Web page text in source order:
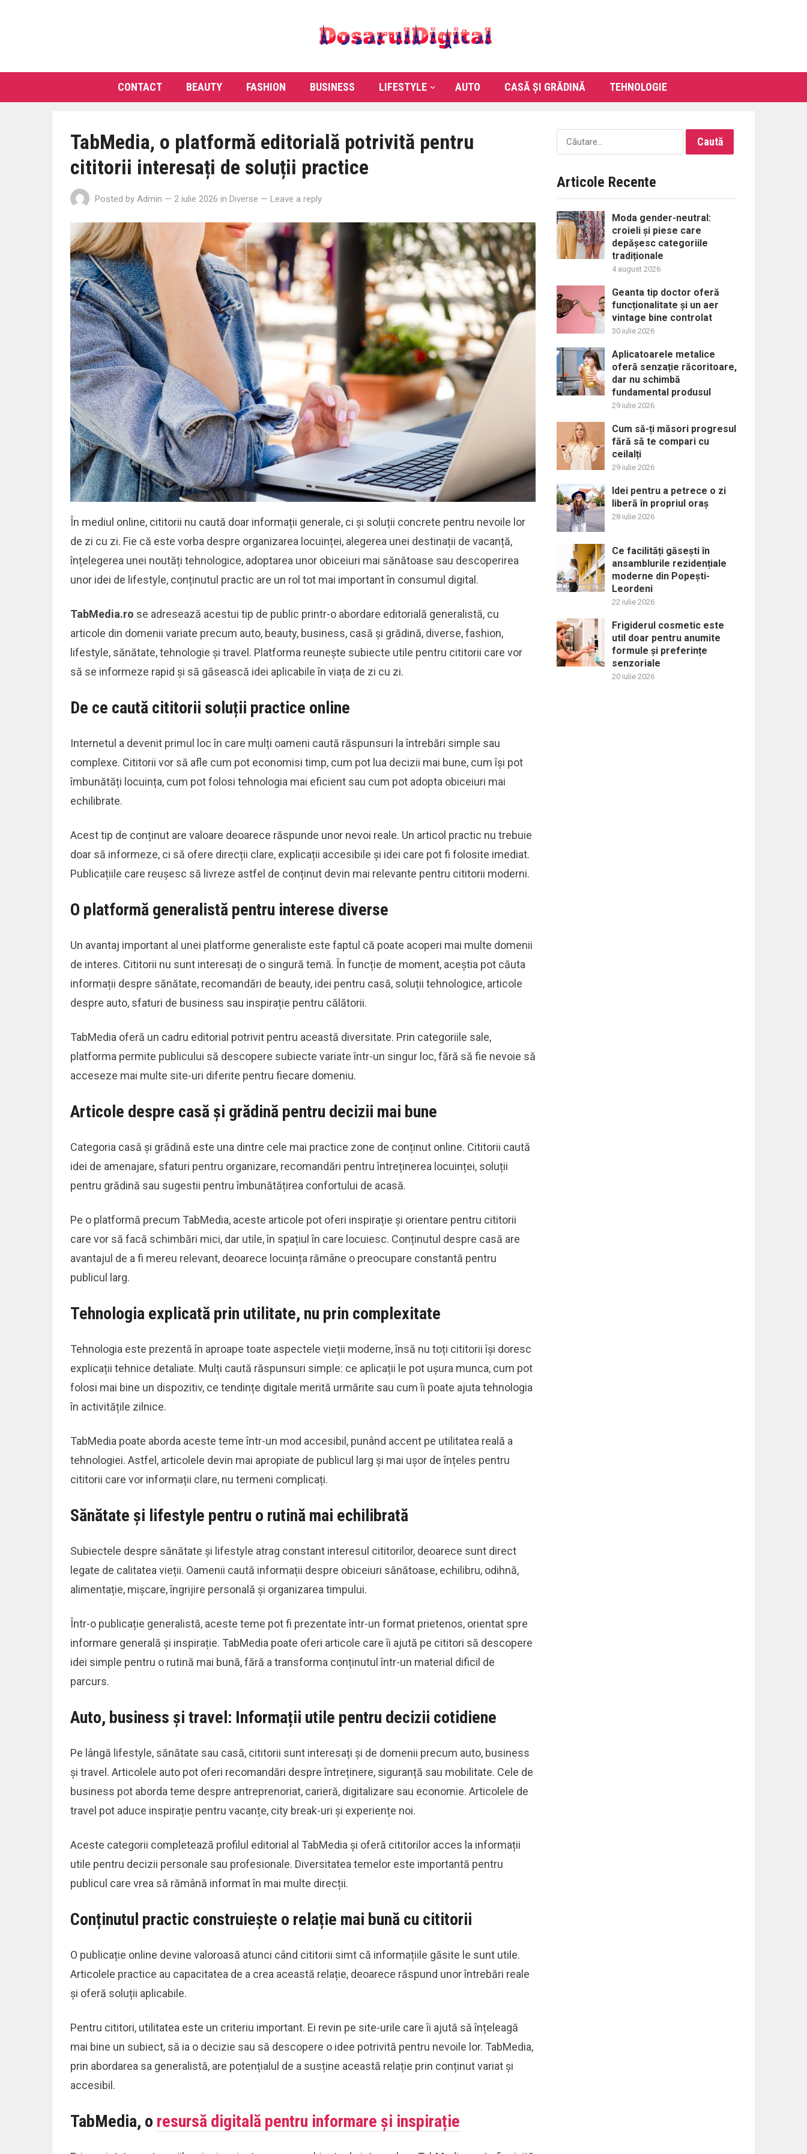
CONTACT BEAUTY FASHION BUSINESS LIFESTYLE AUTO CASĂ ȘI GRĂDINĂ TEHNOLOGIE
TabMedia, o platformă editorială potrivită pentru
cititorii interesați de soluții practice
Posted by Admin — 2 iulie 2026 in Diverse — Leave a reply
În mediul online, cititorii nu caută doar informații generale, ci și soluții concrete pentru nevoile lor
de zi cu zi. Fie că este vorba despre organizarea locuinței, alegerea unei destinații de vacanță,
înțelegerea unei noutăți tehnologice, adoptarea unor obiceiuri mai sănătoase sau descoperirea
unor idei de lifestyle, conținutul practic are un rol tot mai important în consumul digital.
TabMedia.ro se adresează acestui tip de public printr-o abordare editorială generalistă, cu
articole din domenii variate precum auto, beauty, business, casă și grădină, diverse, fashion,
lifestyle, sănătate, tehnologie și travel. Platforma reunește subiecte utile pentru cititorii care vor
să se informeze rapid și să găsească idei aplicabile în viața de zi cu zi.
De ce caută cititorii soluții practice online
Internetul a devenit primul loc în care mulți oameni caută răspunsuri la întrebări simple sau
complexe. Cititorii vor să afle cum pot economisi timp, cum pot lua decizii mai bune, cum își pot
îmbunătăți locuința, cum pot folosi tehnologia mai eficient sau cum pot adopta obiceiuri mai
echilibrate.
Acest tip de conținut are valoare deoarece răspunde unor nevoi reale. Un articol practic nu trebuie
doar să informeze, ci să ofere direcții clare, explicații accesibile și idei care pot fi folosite imediat.
Publicațiile care reușesc să livreze astfel de conținut devin mai relevante pentru cititorii moderni.
O platformă generalistă pentru interese diverse
Un avantaj important al unei platforme generaliste este faptul că poate acoperi mai multe domenii
de interes. Cititorii nu sunt interesați de o singură temă. În funcție de moment, aceștia pot căuta
informații despre sănătate, recomandări de beauty, idei pentru casă, soluții tehnologice, articole
despre auto, sfaturi de business sau inspirație pentru călătorii.
TabMedia oferă un cadru editorial potrivit pentru această diversitate. Prin categoriile sale,
platforma permite publicului să descopere subiecte variate într-un singur loc, fără să fie nevoie să
acceseze mai multe site-uri diferite pentru fiecare domeniu.
Articole despre casă și grădină pentru decizii mai bune
Categoria casă și grădină este una dintre cele mai practice zone de conținut online. Cititorii caută
idei de amenajare, sfaturi pentru organizare, recomandări pentru întreținerea locuinței, soluții
pentru grădină sau sugestii pentru îmbunătățirea confortului de acasă.
Pe o platformă precum TabMedia, aceste articole pot oferi inspirație și orientare pentru cititorii
care vor să facă schimbări mici, dar utile, în spațiul în care locuiesc. Conținutul despre casă are
avantajul de a fi mereu relevant, deoarece locuința rămâne o preocupare constantă pentru
publicul larg.
Tehnologia explicată prin utilitate, nu prin complexitate
Tehnologia este prezentă în aproape toate aspectele vieții moderne, însă nu toți cititorii își doresc
explicații tehnice detaliate. Mulți caută răspunsuri simple: ce aplicații le pot ușura munca, cum pot
folosi mai bine un dispozitiv, ce tendințe digitale merită urmărite sau cum îi poate ajuta tehnologia
în activitățile zilnice.
TabMedia poate aborda aceste teme într-un mod accesibil, punând accent pe utilitatea reală a
tehnologiei. Astfel, articolele devin mai apropiate de publicul larg și mai ușor de înțeles pentru
cititorii care vor informații clare, nu termeni complicați.
Sănătate și lifestyle pentru o rutină mai echilibrată
Subiectele despre sănătate și lifestyle atrag constant interesul cititorilor, deoarece sunt direct
legate de calitatea vieții. Oamenii caută informații despre obiceiuri sănătoase, echilibru, odihnă,
alimentație, mișcare, îngrijire personală și organizarea timpului.
Într-o publicație generalistă, aceste teme pot fi prezentate într-un format prietenos, orientat spre
informare generală și inspirație. TabMedia poate oferi articole care îi ajută pe cititori să descopere
idei simple pentru o rutină mai bună, fără a transforma conținutul într-un material dificil de
parcurs.
Auto, business și travel: Informații utile pentru decizii cotidiene
Pe lângă lifestyle, sănătate sau casă, cititorii sunt interesați și de domenii precum auto, business
și travel. Articolele auto pot oferi recomandări despre întreținere, siguranță sau mobilitate. Cele de
business pot aborda teme despre antreprenoriat, carieră, digitalizare sau economie. Articolele de
travel pot aduce inspirație pentru vacanțe, city break-uri și experiențe noi.
Aceste categorii completează profilul editorial al TabMedia și oferă cititorilor acces la informații
utile pentru decizii personale sau profesionale. Diversitatea temelor este importantă pentru
publicul care vrea să rămână informat în mai multe direcții.
Conținutul practic construiește o relație mai bună cu cititorii
O publicație online devine valoroasă atunci când cititorii simt că informațiile găsite le sunt utile.
Articolele practice au capacitatea de a crea această relație, deoarece răspund unor întrebări reale
și oferă soluții aplicabile.
Pentru cititori, utilitatea este un criteriu important. Ei revin pe site-urile care îi ajută să înțeleagă
mai bine un subiect, să ia o decizie sau să descopere o idee potrivită pentru nevoile lor. TabMedia,
prin abordarea sa generalistă, are potențialul de a susține această relație prin conținut variat și
accesibil.
TabMedia, o resursă digitală pentru informare și inspirație
Caută
după:
Articole Recente
Moda gender-neutral:
croieli și piese care
depășesc categoriile
tradiționale
4 august 2026
Geanta tip doctor oferă
funcționalitate și un aer
vintage bine controlat
30 iulie 2026
Aplicatoarele metalice
oferă senzație răcoritoare,
dar nu schimbă
fundamental produsul
29 iulie 2026
Cum să-ți măsori progresul
fără să te compari cu
ceilalți
29 iulie 2026
Idei pentru a petrece o zi
liberă în propriul oraș
28 iulie 2026
Ce facilități găsești în
ansamblurile rezidențiale
moderne din Popești-
Leordeni
22 iulie 2026
Frigiderul cosmetic este
util doar pentru anumite
formule și preferințe
senzoriale
20 iulie 2026